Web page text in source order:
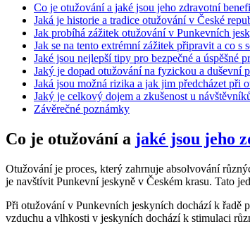
Co je otužování a jaké jsou jeho zdravotní
Jaká je historie a tradice otužování v České
Jak probíhá zážitek otužování v Punkevních
Jak se na tento extrémní zážitek připravit a co s
Jaké jsou nejlepší tipy pro bezpečné a úspěšné
Jaký je dopad otužování na fyzickou a duševní
Jaká jsou možná rizika a jak jim předcházet při
Jaký je celkový dojem a zkušenost u
Závěrečné poznámky
Co je otužování a jaké jsou jeho
Otužování je proces, který zahrnuje absolvování
je navštívit Punkevní jeskyně v Českém krasu. Tato
Při otužování v Punkevních jeskyních dochází k řadě
vzduchu a vlhkosti v jeskyních dochází k stimulaci